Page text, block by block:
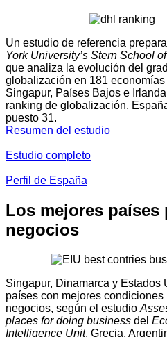
Un estudio de referencia
York University’s Stern School
que analiza la evolución del
globalización en 181 economías
Singapur, Países Bajos e
ranking de globalización.
puesto 31.
Resumen del estudio
Estudio completo
Perfil de España
Los mejores países
negocios
Singapur, Dinamarca y Estados
países con mejores condiciones
negocios, según el estudio
places for doing business del
Intelligence Unit. Grecia,